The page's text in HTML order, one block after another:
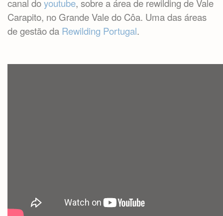
canal doyoutube, sobre a área de rewilding de Vale
Carapito, no Grande Vale do Côa. Uma das áreas
de gestão da Rewilding Portugal.